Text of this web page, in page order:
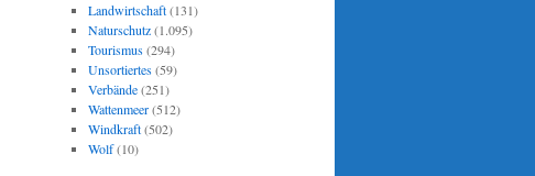
Landwirtschaft(131)
Naturschutz(1.095)
Tourismus(294)
Unsortiertes(59)
Verbände(251)
Wattenmeer(512)
Windkraft(502)
Wolf(10)